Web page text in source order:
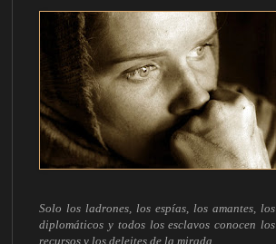
Solo los ladrones, los espías, los amantes, los
diplomáticos y todos los esclavos conocen los
recursos y los deleites de la mirada.